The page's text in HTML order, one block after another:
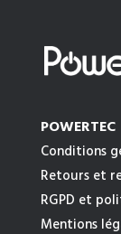
POWERTEC
Conditions
Retours et
RGPD et
Mentions